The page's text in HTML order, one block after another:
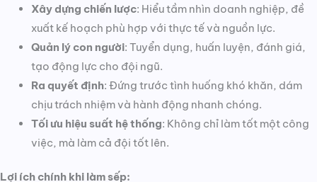
Xây dựng chiến lược: Hiểu tầm nhìn doanh nghiệp, đề
xuất kế hoạch phù hợp với thực tế và nguồn lực.
Quản lý con người: Tuyển dụng, huấn luyện, đánh giá,
tạo động lực cho đội ngũ.
Ra quyết định: Đứng trước tình huống khó khăn, dám
chịu trách nhiệm và hành động nhanh chóng.
Tối ưu hiệu suất hệ thống: Không chỉ làm tốt một công
việc, mà làm cả đội tốt lên.
Lợi ích chính khi làm sếp: